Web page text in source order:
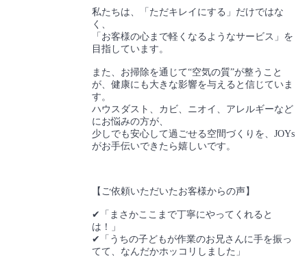
私たちは、「ただキレイにする」だけではな
く、
「お客様の心まで軽くなるようなサービス」を
目指しています。
また、お掃除を通じて“空気の質”が整うこと
が、健康にも大きな影響を与えると信じていま
す。
ハウスダスト、カビ、ニオイ、アレルギーなど
にお悩みの方が、
少しでも安心して過ごせる空間づくりを、JOYs
がお手伝いできたら嬉しいです。
【ご依頼いただいたお客様からの声】
✔「まさかここまで丁寧にやってくれると
は！」
✔「うちの子どもが作業のお兄さんに手を振っ
てて、なんだかホッコリしました」